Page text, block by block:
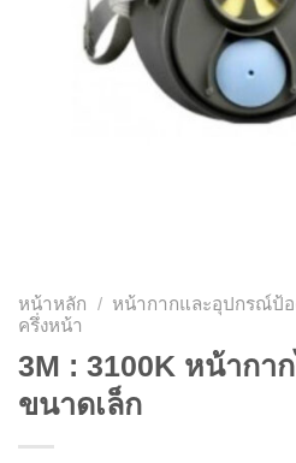
หน้าหลัก / หน้ากากและอุปกรณ์ป้อ
ครึ่งหน้า
3M : 3100K หน้ากา
ขนาดเล็ก